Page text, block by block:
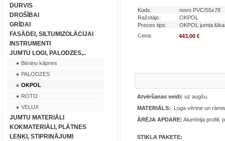
DURVIS
DROŠĪBAI
GRĪDAI
FASĀDEI, SILTUMIZOLĀCIJAI
INSTRUMENTI
JUMTU LOGI, PALODZES,..
Bēniņu kāpnes
PALODZES
OKPOL
ROTO
VELUX
JUMTU MATERIĀLI
KOKMATERIĀLI, PLĀTNES
LEŅĶI, STIPRINĀJUMI
Kods:
novo PVC/55x78
Ražotājs:
OKPOL
Preces tips:
OKPOL jumta
Cena:
443.00 €
Atvēršanas veidi: uz augšu.
MATERIĀLS: Loga vērtne un
ĀRĒJA APDARE: Alumīnija profili,
STIKLA PAKETE: